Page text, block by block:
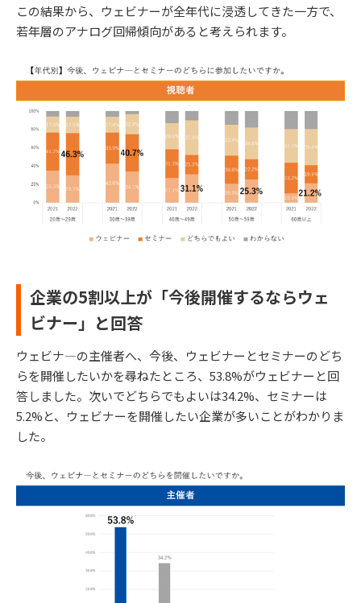
この結果から、ウェビナーが全年代に浸透してきた一方で、
若年層のアナログ回帰傾向があると考えられます。
企業の5割以上が「今後開催するならウェ
ビナー」と回答
ウェビナ―の主催者へ、今後、ウェビナーとセミナーのどち
らを開催したいかを尋ねたところ、53.8%がウェビナーと回
答しました。次いでどちらでもよいは34.2%、セミナーは
5.2%と、ウェビナーを開催したい企業が多いことがわかりま
した。